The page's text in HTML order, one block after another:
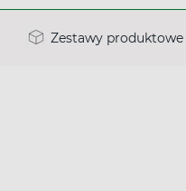
Zestawy produktowe